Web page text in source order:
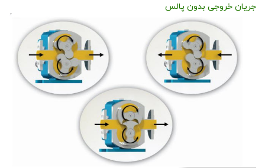
جریان خروجی بدون پالس